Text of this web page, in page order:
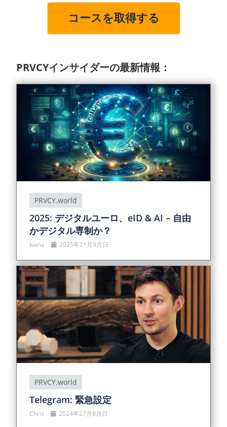
コースを取得する
PRVCYインサイダーの最新情報：
PRVCY.world
2025: デジタルユーロ、eID & AI – 自由
かデジタル専制か？
Ivana 2025年21月9月日
PRVCY.world
Telegram: 緊急設定
Chris 2024年27月8月日